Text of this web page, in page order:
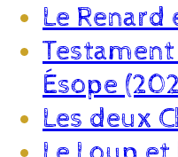
Le Renard
Ésope
Les deux